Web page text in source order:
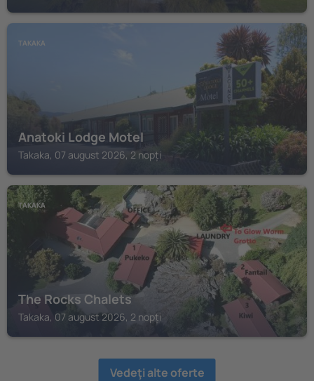
TAKAKA
Anatoki Lodge Motel
Takaka, 07 august 2026, 2 nopți
TAKAKA
The Rocks Chalets
Takaka, 07 august 2026, 2 nopți
Vedeţi alte oferte